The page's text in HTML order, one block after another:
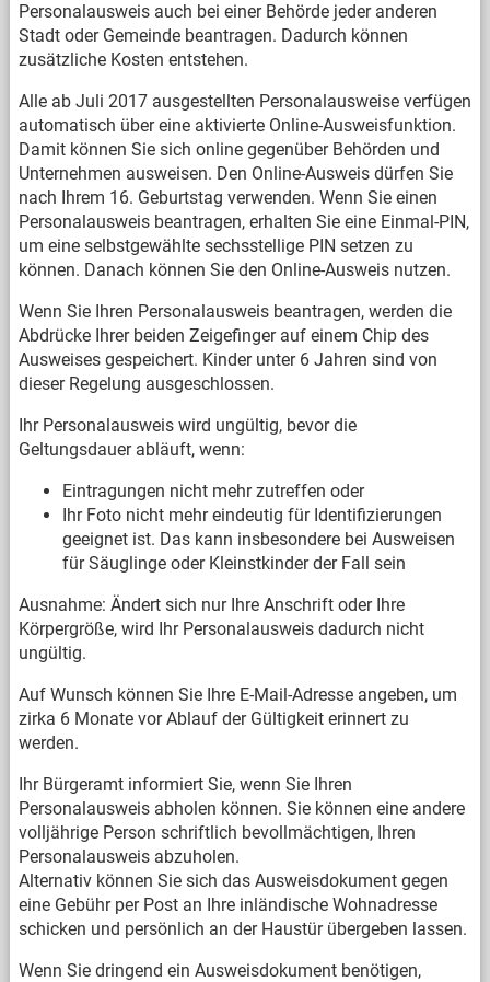
Personalausweis auch bei einer Behörde jeder anderen
Stadt oder Gemeinde beantragen. Dadurch können
zusätzliche Kosten entstehen.
Alle ab Juli 2017 ausgestellten Personalausweise verfügen
automatisch über eine aktivierte Online-Ausweisfunktion.
Damit können Sie sich online gegenüber Behörden und
Unternehmen ausweisen. Den Online-Ausweis dürfen Sie
nach Ihrem 16. Geburtstag verwenden. Wenn Sie einen
Personalausweis beantragen, erhalten Sie eine Einmal-PIN,
um eine selbstgewählte sechsstellige PIN setzen zu
können. Danach können Sie den Online-Ausweis nutzen.
Wenn Sie Ihren Personalausweis beantragen, werden die
Abdrücke Ihrer beiden Zeigefinger auf einem Chip des
Ausweises gespeichert. Kinder unter 6 Jahren sind von
dieser Regelung ausgeschlossen.
Ihr Personalausweis wird ungültig, bevor die
Geltungsdauer abläuft, wenn:
Eintragungen nicht mehr zutreffen oder
Ihr Foto nicht mehr eindeutig für Identifizierungen
geeignet ist. Das kann insbesondere bei Ausweisen
für Säuglinge oder Kleinstkinder der Fall sein
Ausnahme: Ändert sich nur Ihre Anschrift oder Ihre
Körpergröße, wird Ihr Personalausweis dadurch nicht
ungültig.
Auf Wunsch können Sie Ihre E-Mail-Adresse angeben, um
zirka 6 Monate vor Ablauf der Gültigkeit erinnert zu
werden.
Ihr Bürgeramt informiert Sie, wenn Sie Ihren
Personalausweis abholen können. Sie können eine andere
volljährige Person schriftlich bevollmächtigen, Ihren
Personalausweis abzuholen.
Alternativ können Sie sich das Ausweisdokument gegen
eine Gebühr per Post an Ihre inländische Wohnadresse
schicken und persönlich an der Haustür übergeben lassen.
Wenn Sie dringend ein Ausweisdokument benötigen,